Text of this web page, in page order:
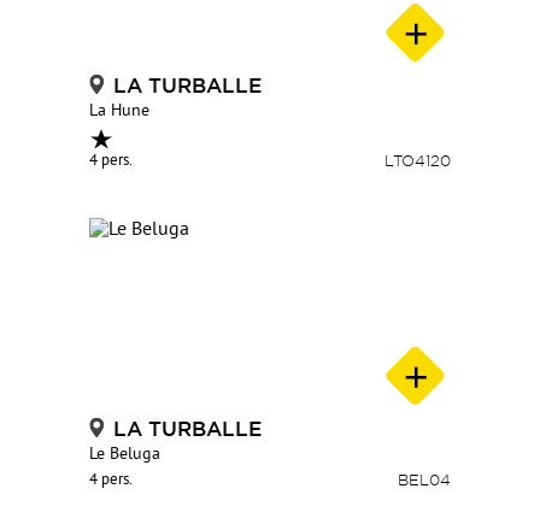
fichierScenario, String reference) à
Transport data)
LA TURBALLE
La Hune
4 pers. LTO4120
LA TURBALLE
Le Beluga
4 pers. BEL04